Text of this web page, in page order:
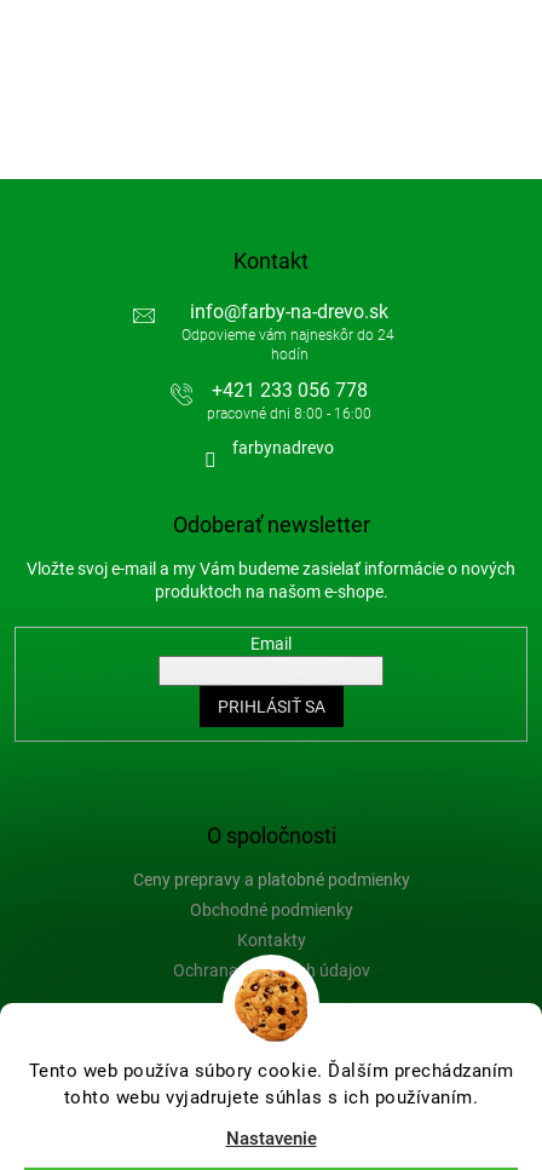
Tento web používa súbory cookie. Ďalším prechádzaním
tohto webu vyjadrujete súhlas s ich používaním.
Nastavenie
O spoločnosti
Ceny prepravy a platobné podmienky
Obchodné podmienky
Kontakty
Ochrana osobných údajov
Blog
Kontakt
info@farby-na-drevo.sk
+421 233 056 778
farbynadrevo
Odoberať newsletter
Vložte svoj e-mail a my Vám budeme zasielať informácie o nových
produktoch na našom e-shope.
Email
PRIHLÁSIŤ SA